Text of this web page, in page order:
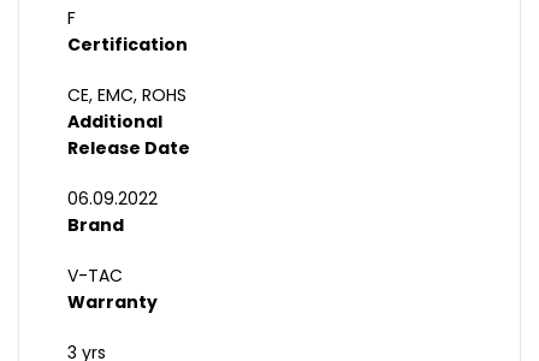
F
Certification
CE, EMC, ROHS
Additional
Release Date
06.09.2022
Brand
V-TAC
Warranty
3 yrs